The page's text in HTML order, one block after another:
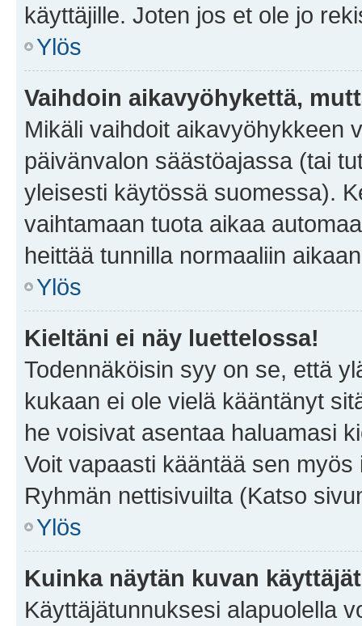
käyttäjille. Joten jos et ole jo
Ylös
Vaihdoin aikavyöhykettä,
Mikäli vaihdoit aikavyöhykkeen
päivänvalon säästöajassa (tai
yleisesti käytössä suomessa).
vaihtamaan tuota aikaa
heittää tunnilla normaaliin
Ylös
Kieltäni ei näy luettelossa!
Todennäköisin syy on se, että
kukaan ei ole vielä kääntänyt
he voisivat asentaa haluamasi
Voit vapaasti kääntää sen
Ryhmän nettisivuilta (Katso
Ylös
Kuinka näytän kuvan
Käyttäjätunnuksesi alapuolella